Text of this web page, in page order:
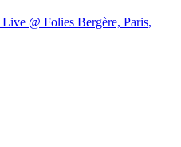
@ Folies Bergère, Paris,